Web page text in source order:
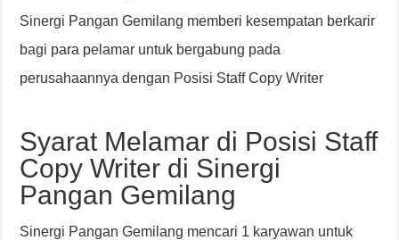
Sinergi Pangan Gemilang memberi kesempatan berkarir
bagi para pelamar untuk bergabung pada
perusahaannya dengan Posisi Staff Copy Writer
Syarat Melamar di Posisi Staff
Copy Writer di Sinergi
Pangan Gemilang
Sinergi Pangan Gemilang mencari 1 karyawan untuk